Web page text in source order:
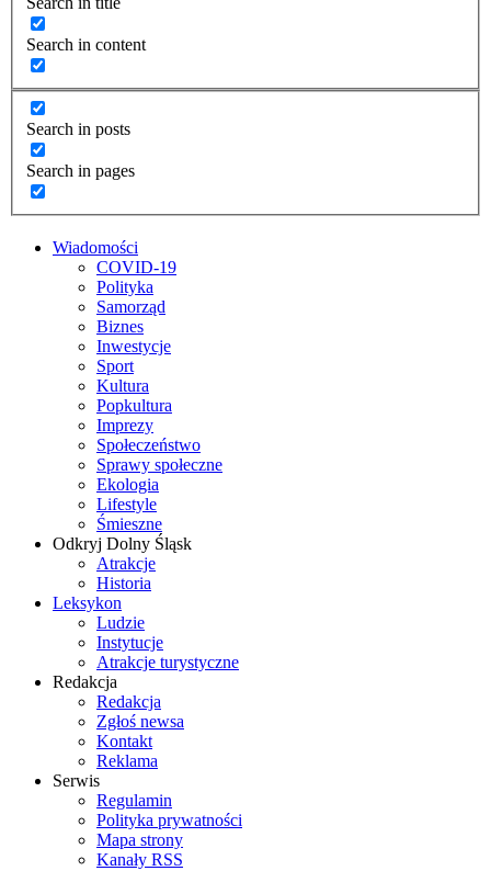
Search in content
Search in posts
Search in pages
Wiadomości
COVID-19
Polityka
Samorząd
Biznes
Inwestycje
Sport
Kultura
Popkultura
Imprezy
Społeczeństwo
Sprawy społeczne
Ekologia
Lifestyle
Śmieszne
Odkryj Dolny Śląsk
Atrakcje
Historia
Leksykon
Ludzie
Instytucje
Atrakcje turystyczne
Redakcja
Redakcja
Zgłoś newsa
Kontakt
Reklama
Serwis
Regulamin
Polityka prywatności
Mapa strony
Kanały RSS